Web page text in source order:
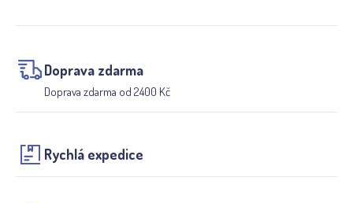
Doprava zdarma
Doprava zdarma od 2400 Kč
Rychlá expedice